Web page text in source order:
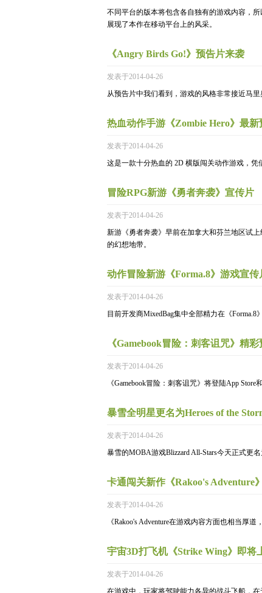
不同平台的版本将包含各自独有的游戏内容，
展现了本作在移动平台上的风采。
《Angry Birds Go!》预告片来袭
发表于2014-04-26
从预告片中我们看到，游戏的风格非常接近马里
热血动作手游《Zombie Hero》最新
发表于2014-04-26
这是一款十分热血的 2D 横版闯关动作游戏，凭
冒险RPG新游《勇者奔袭》宣传片
发表于2014-04-26
新游《勇者奔袭》早前在加拿大和芬兰地区试
的幻想地带。
动作冒险新游《Forma.8》游戏宣传
发表于2014-04-26
目前开发商MixedBag集中全部精力在《Forma.8
《Gamebook冒险：刺客诅咒》精
发表于2014-04-26
《Gamebook冒险：刺客诅咒》将登陆App Store
暴雪全明星更名为Heroes of the
发表于2014-04-26
暴雪的MOBA游戏Blizzard All-Stars今天正式更名
卡通闯关新作《Rakoo's Adventure
发表于2014-04-26
《Rakoo's Adventure在游戏内容方面也相当厚
宇宙3D打飞机《Strike Wing》即将
发表于2014-04-26
在游戏中，玩家将驾驶能力各异的战斗飞船，